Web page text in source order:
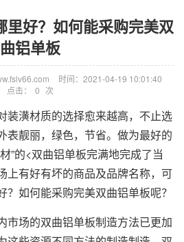
里好？如何能采购完美双
曲铝单板
时间：2021-04-19 10:01:40
点击：
0 次
装潢材质的选择愈来越高，不止选
表靓丽，绿色，节省。做为最好的
”的<双曲铝单板完满地完成了当
上有好有坏的商品及品牌名称，可
？如何能采购完美双曲铝单板呢？
市场的双曲铝单板制造方法已更加